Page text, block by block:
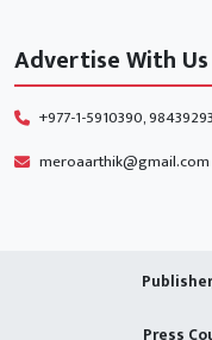
Advertise With Us
+977-1-5910390,
meroaarthik@gmail.com
Press